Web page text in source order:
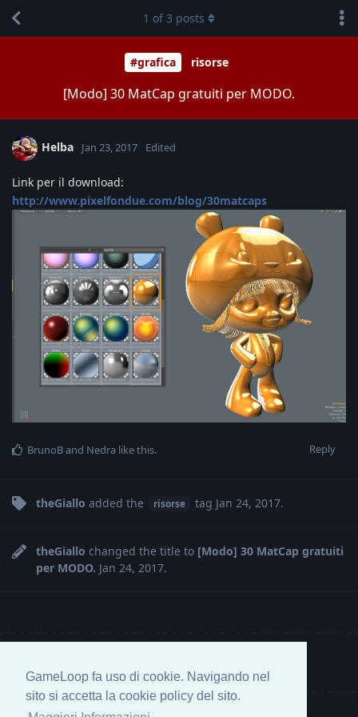
GameLoop fa uso di cookie. Navigando nel
sito si accetta la cookie policy del sito.
#grafica risorse
[Modo] 30 MatCap gratuiti per MODO.
1 of3 posts
Helba Jan 23, 2017 Edited
Link per il download:
http://www.pixelfondue.com/blog/30matcaps
Reply
BrunoBand Nedra like this.
theGiallo added the risorse tag Jan 24, 2017.
theGiallo changed the title to [Modo] 30 MatCap gratuiti
per MODO. Jan 24, 2017.